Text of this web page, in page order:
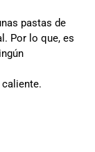
pastas de
Por lo que, es